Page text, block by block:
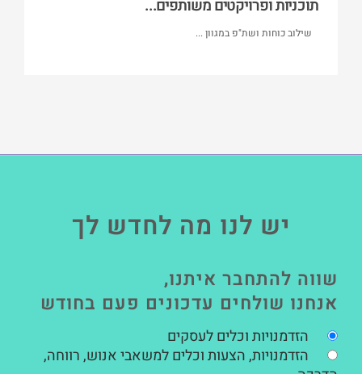
תוכניות ופרויקטים משותפים...
שילוב כוחות ושת"פ במגוון ...
יש לנו מה לחדש לך
שווה להתחבר איתנו,
אנחנו שולחים עדכונים פעם בחודש
הזדמנויות וכלים לעסקים
הזדמנויות, הצעות וכלים למשאבי אנוש, רווחה,